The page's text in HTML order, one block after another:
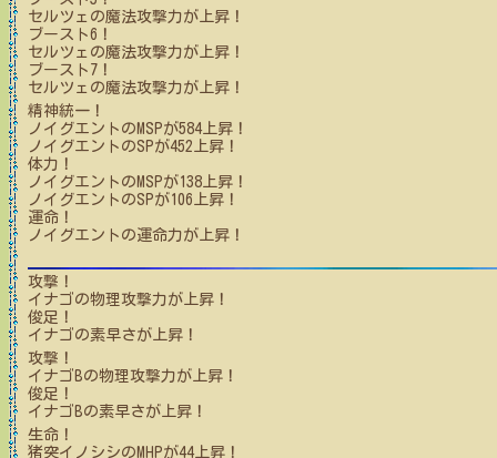
セルツェ の魔法攻撃力が上昇！
ブースト6！
セルツェ の魔法攻撃力が上昇！
ブースト7！
セルツェ の魔法攻撃力が上昇！
精神統一！
ノイグエント のMSPが584上昇！
ノイグエント のSPが452 上昇！
体力！
ノイグエント のMSPが138上昇！
ノイグエント のSPが106 上昇！
運命！
ノイグエント の運命力が上昇！
攻撃！
イナゴの物理攻撃力が上昇！
俊足！
イナゴの素早さが上昇！
攻撃！
イナゴBの物理攻撃力が上昇！
俊足！
イナゴBの素早さが上昇！
生命！
猪突イノシシのMHPが44上昇！